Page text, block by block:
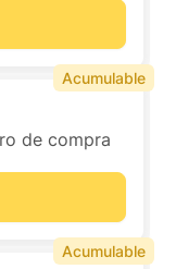
de compra
Acumulable
Acumulable